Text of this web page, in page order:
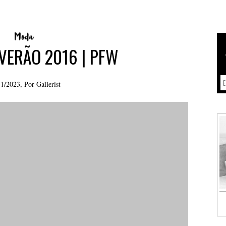
2016 | PFW
2023, Por Gallerist